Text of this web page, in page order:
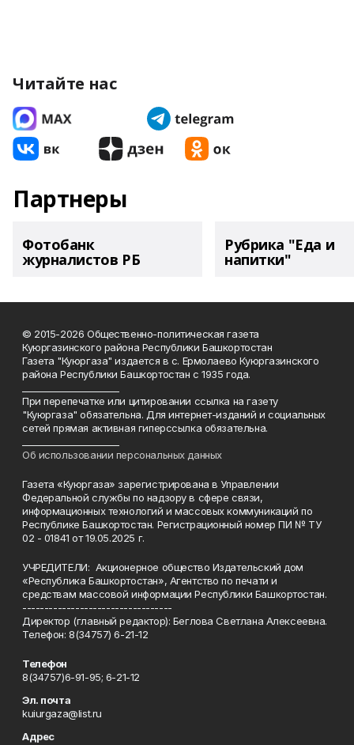
Читайте нас
Партнеры
Фотобанк
журналистов РБ
Рубрика "Еда и
напитки"
© 2015-2026 Общественно-политическая газета
Куюргазинского района Республики Башкортостан
Газета "Куюргаза" издается в с. Ермолаево Куюргазинского
района Республики Башкортостан с 1935 года.
При перепечатке или цитировании ссылка на газету
"Куюргаза" обязательна. Для интернет-изданий и социальных
сетей прямая активная гиперссылка обязательна.
Об использовании персональных данных
Газета «Куюргаза» зарегистрирована в Управлении
Федеральной службы по надзору в сфере связи,
информационных технологий и массовых коммуникаций по
Республике Башкортостан. Регистрационный номер ПИ № ТУ
02 - 01841 от 19.05.2025 г.
УЧРЕДИТЕЛИ: Акционерное общество Издательский дом
«Республика Башкортостан», Агентство по печати и
средствам массовой информации Республики Башкортостан.
----------------------------------
Директор (главный редактор): Беглова Светлана Алексеевна.
Телефон: 8(34757) 6-21-12
Телефон
8(34757)6-91-95; 6-21-12
Эл. почта
kuiurgaza@list.ru
Адрес